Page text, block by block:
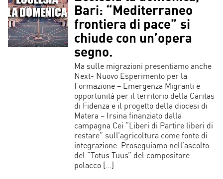
Bari: “Mediterraneo
frontiera di pace” si
chiude con un’opera
segno.
Ma sulle migrazioni presentiamo anche
Next- Nuovo Esperimento per la
Formazione – Emergenza Migranti e
opportunità per il territorio della Caritas
di Fidenza e il progetto della diocesi di
Matera – Irsina finanziato dalla
campagna Cei “Liberi di Partire liberi di
restare” sull’agricoltura come fonte di
integrazione. Proseguiamo nell’ascolto
del “Totus Tuus” del compositore
polacco […]